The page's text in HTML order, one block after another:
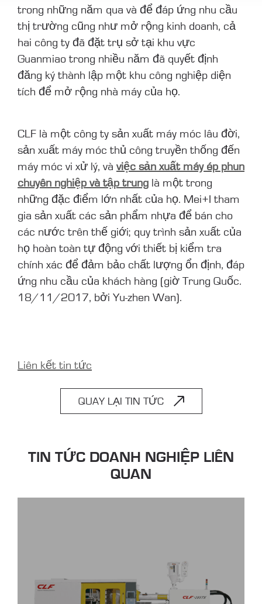
trong những năm qua và để đáp ứng nhu cầu
thị trường cũng như mở rộng kinh doanh, cả
hai công ty đã đặt trụ sở tại khu vực
Guanmiao trong nhiều năm đã quyết định
đăng ký thành lập một khu công nghiệp diện
tích để mở rộng nhà máy của họ.
CLF là một công ty sản xuất máy móc lâu đời,
sản xuất máy móc thủ công truyền thống đến
máy móc vi xử lý, và việc sản xuất máy ép phun
chuyên nghiệp và tập trung là một trong
những đặc điểm lớn nhất của họ. Mei+I tham
gia sản xuất các sản phẩm nhựa để bán cho
các nước trên thế giới; quy trình sản xuất của
họ hoàn toàn tự động với thiết bị kiểm tra
chính xác để đảm bảo chất lượng ổn định, đáp
ứng nhu cầu của khách hàng (giờ Trung Quốc.
18/11/2017, bởi Yu-zhen Wan).
Liên kết tin tức
QUAY LẠI TIN TỨC
TIN TỨC DOANH NGHIỆP LIÊN
QUAN